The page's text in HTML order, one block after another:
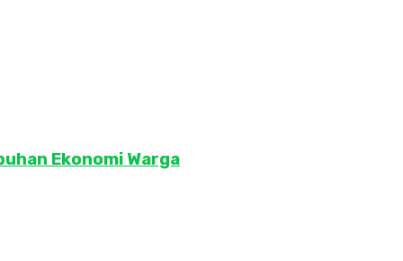
Ekonomi Warga